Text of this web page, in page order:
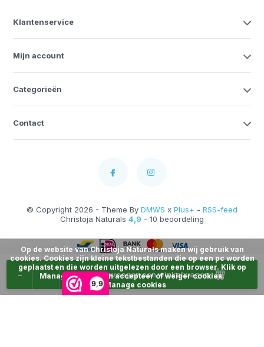
9,9
+
- Toevoegen aan winkelwagen
Klantenservice
Mijn account
Categorieën
Contact
© Copyright 2026 - Theme By DMWS x Plus+ - RSS-feed
Christoja Naturals 4,9 - 10 beoordeling
Op de website van Christoja Naturals maken wij gebruik van
cookies. Cookies zijn kleine tekstbestanden die op een pc worden
geplaatst en die worden uitgelezen door een browser. Klik op
Manage Cookies en accepteer of weiger cookies.
Manage cookies